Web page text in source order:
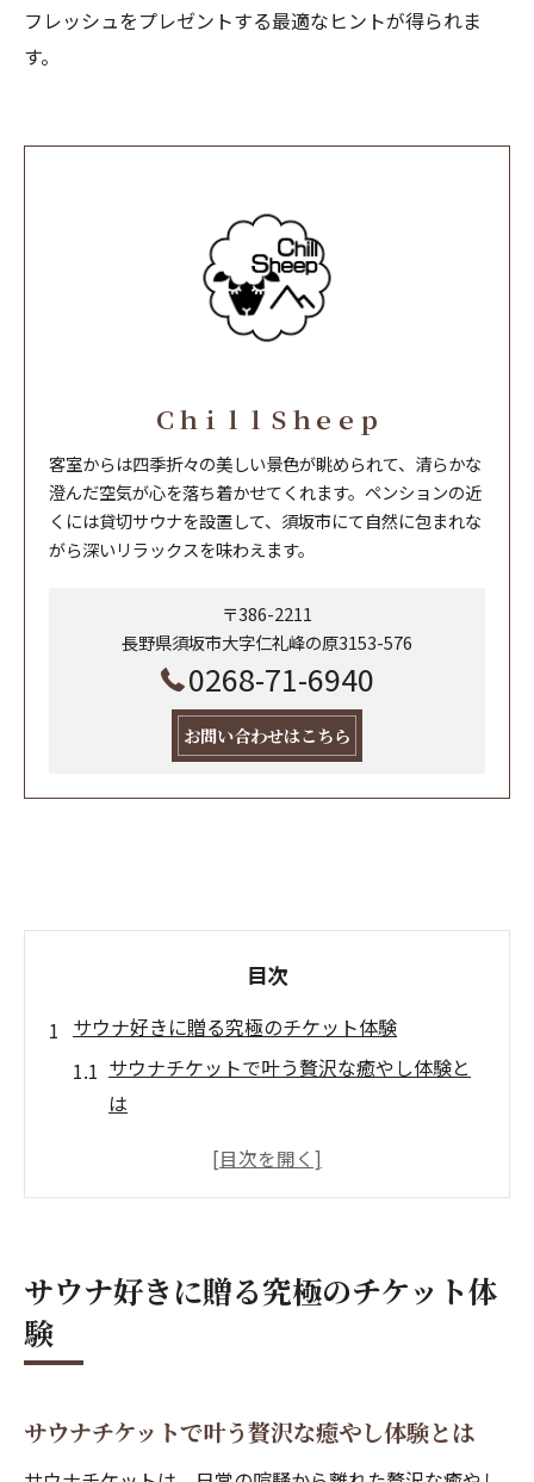
フレッシュをプレゼントする最適なヒントが得られま
す。
ＣｈｉｌｌＳｈｅｅｐ
客室からは四季折々の美しい景色が眺められて、清らかな
澄んだ空気が心を落ち着かせてくれます。ペンションの近
くには貸切サウナを設置して、須坂市にて自然に包まれな
がら深いリラックスを味わえます。
〒386-2211
長野県須坂市大字仁礼峰の原3153-576
0268-71-6940
お問い合わせはこちら
目次
サウナ好きに贈る究極のチケット体験
サウナチケットで叶う贅沢な癒やし体験と
は
サウナ好きに最適なギフト券の選び方ガイ
ト
サウナチケットがギフト選びに選ばれる理
サウナ好きに贈る究極のチケット体
験
サウナチケットで叶う贅沢な癒やし体験とは